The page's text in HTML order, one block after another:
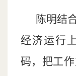
陈明结
经济运行
码，把工